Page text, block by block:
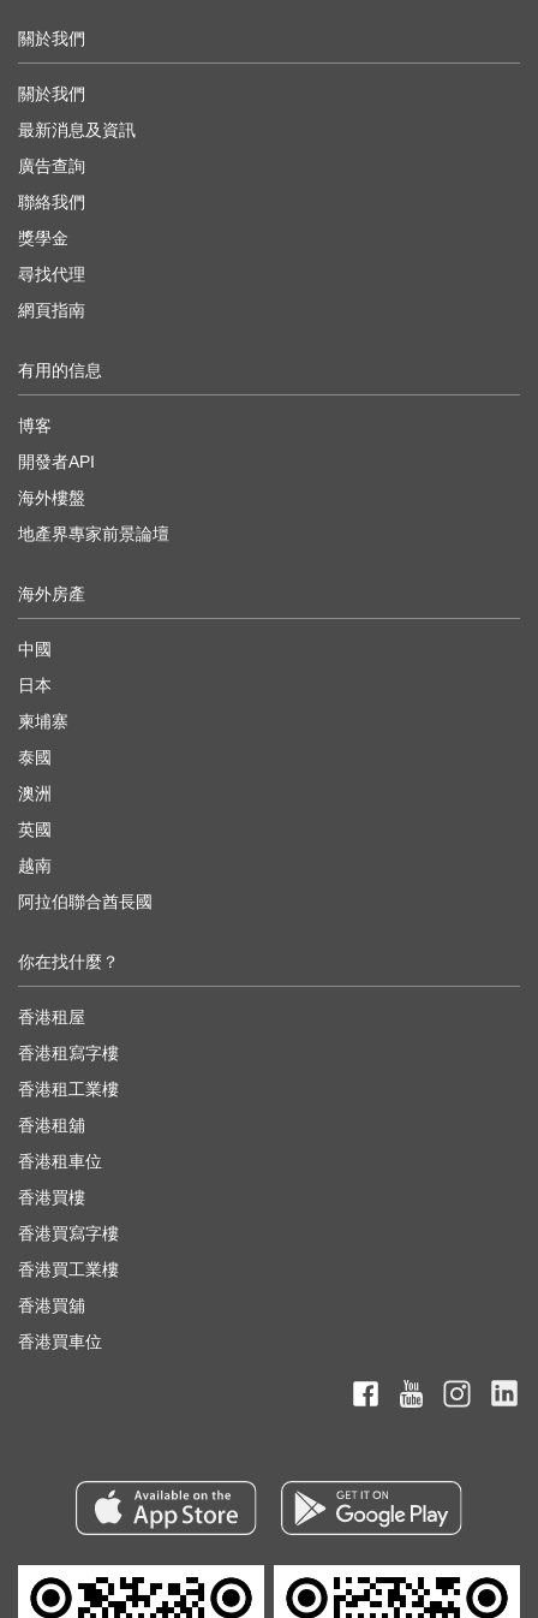
關於我們
關於我們
最新消息及資訊
廣告查詢
聯絡我們
獎學金
尋找代理
網頁指南
有用的信息
博客
開發者API
海外樓盤
地產界專家前景論壇
海外房產
中國
日本
柬埔寨
泰國
澳洲
英國
越南
阿拉伯聯合酋長國
你在找什麼？
香港租屋
香港租寫字樓
香港租工業樓
香港租舖
香港租車位
香港買樓
香港買寫字樓
香港買工業樓
香港買舖
香港買車位